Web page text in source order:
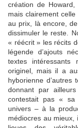
création de
mais clairement
au prix, là encore,
dissimuler le reste.
« réécrit » les récits
légende d’ajouts
textes intéressants
originel, mais il a
hyborienne d’autres
donnant par
contestait pas «
univers – à la
médiocres au